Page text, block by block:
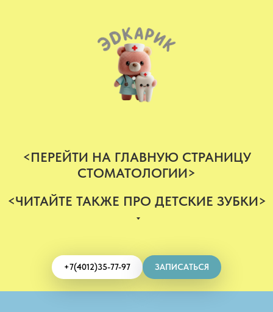
<ПЕРЕЙТИ НА ГЛАВНУЮ СТРАНИЦУ
СТОМАТОЛОГИИ>
<ЧИТАЙТЕ ТАКЖЕ ПРО ДЕТСКИЕ ЗУБКИ>
+7(4012)35-77-97 ЗАПИСАТЬСЯ